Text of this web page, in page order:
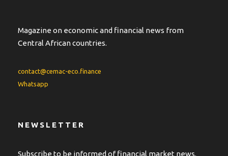
Magazine on economic and financial news from
Central African countries.
contact@cemac-eco.finance
Whatsapp
NEWSLETTER
Subscribe to be informed of financial market news.